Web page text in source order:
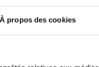
À propos des cookies